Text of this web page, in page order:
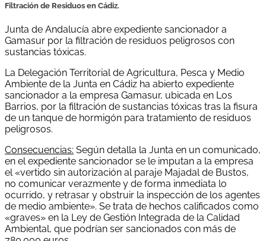
Filtración de Residuos en Cádiz.
Junta de Andalucía abre expediente sancionador a
Gamasur por la filtración de residuos peligrosos con
sustancias tóxicas.
La Delegación Territorial de Agricultura, Pesca y Medio
Ambiente de la Junta en Cádiz ha abierto expediente
sancionador a la empresa Gamasur, ubicada en Los
Barrios, por la filtración de sustancias tóxicas tras la fisura
de un tanque de hormigón para tratamiento de residuos
peligrosos.
Consecuencias: Según detalla la Junta en un comunicado,
en el expediente sancionador se le imputan a la empresa
el «vertido sin autorización al paraje Majadal de Bustos,
no comunicar verazmente y de forma inmediata lo
ocurrido, y retrasar y obstruir la inspección de los agentes
de medio ambiente». Se trata de hechos calificados como
«graves» en la Ley de Gestión Integrada de la Calidad
Ambiental, que podrían ser sancionados con más de